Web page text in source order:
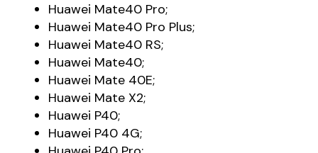
Huawei Mate40 Pro;
Huawei Mate40 Pro Plus;
Huawei Mate40 RS;
Huawei Mate40;
Huawei Mate 40E;
Huawei Mate X2;
Huawei P40;
Huawei P40 4G;